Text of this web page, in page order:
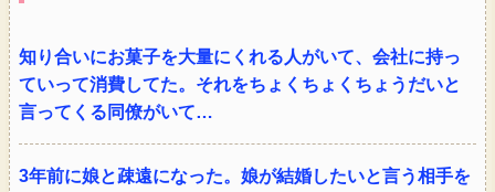
知り合いにお菓子を大量にくれる人がいて、会社に持っ
ていって消費してた。それをちょくちょくちょうだいと
言ってくる同僚がいて…
3年前に娘と疎遠になった。娘が結婚したいと言う相手を